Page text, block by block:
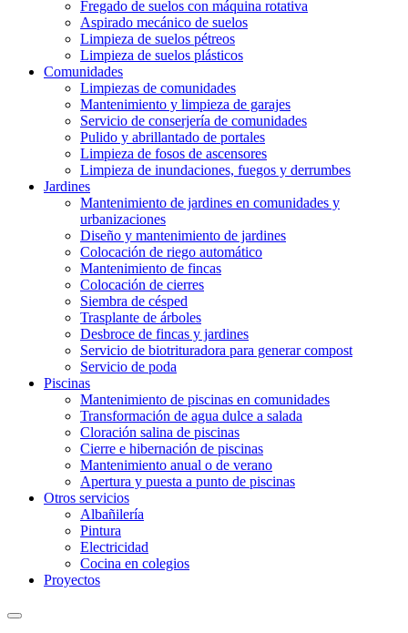
Fregado de suelos con máquina rotativa
Aspirado mecánico de suelos
Limpieza de suelos pétreos
Limpieza de suelos plásticos
Comunidades
Limpiezas de comunidades
Mantenimiento y limpieza de garajes
Servicio de conserjería de comunidades
Pulido y abrillantado de portales
Limpieza de fosos de ascensores
Limpieza de inundaciones, fuegos y derrumbes
Jardines
Mantenimiento de jardines en comunidades y
urbanizaciones
Diseño y mantenimiento de jardines
Colocación de riego automático
Mantenimiento de fincas
Colocación de cierres
Siembra de césped
Trasplante de árboles
Desbroce de fincas y jardines
Servicio de biotrituradora para generar compost
Servicio de poda
Piscinas
Mantenimiento de piscinas en comunidades
Transformación de agua dulce a salada
Cloración salina de piscinas
Cierre e hibernación de piscinas
Mantenimiento anual o de verano
Apertura y puesta a punto de piscinas
Otros servicios
Albañilería
Pintura
Electricidad
Cocina en colegios
Proyectos